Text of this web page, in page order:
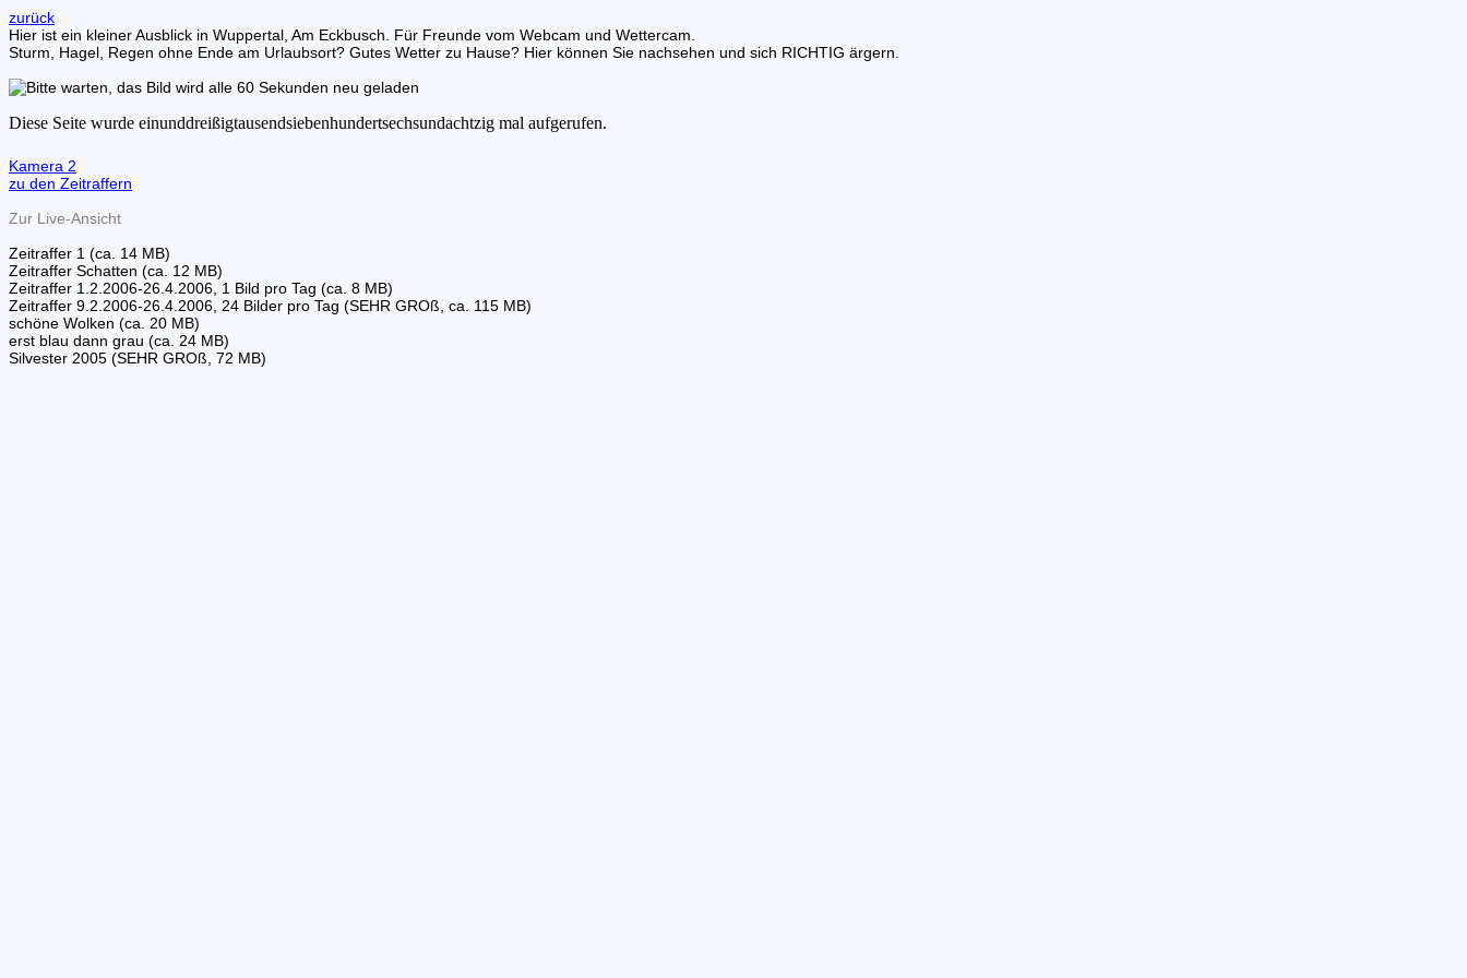
zurück
Hier ist ein kleiner Ausblick in Wuppertal, Am Eckbusch. Für Freunde vom Webcam und Wettercam.
Sturm, Hagel, Regen ohne Ende am Urlaubsort? Gutes Wetter zu Hause? Hier können Sie nachsehen und sich RICHTIG ärgern.
Kamera 2
zu den Zeitraffern
Zur Live-Ansicht
Zeitraffer 1 (ca. 14 MB)
Zeitraffer Schatten (ca. 12 MB)
Zeitraffer 1.2.2006-26.4.2006, 1 Bild pro Tag (ca. 8 MB)
Zeitraffer 9.2.2006-26.4.2006, 24 Bilder pro Tag (SEHR GROß, ca. 115 MB)
schöne Wolken (ca. 20 MB)
erst blau dann grau (ca. 24 MB)
Silvester 2005 (SEHR GROß, 72 MB)